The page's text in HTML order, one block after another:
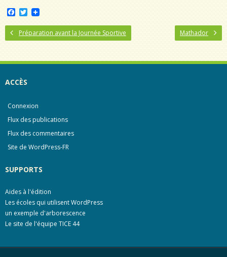
c
e
o
T
i
t
r
Préparation avant la Journée Sportive Mathador
ACCÈS
Connexion
Flux des publications
Flux des commentaires
Site de WordPress-FR
SUPPORTS
Aides à l'édition
Les écoles qui utilisent WordPress
un exemple d'arborescence
Le site de l'équipe TICE 44